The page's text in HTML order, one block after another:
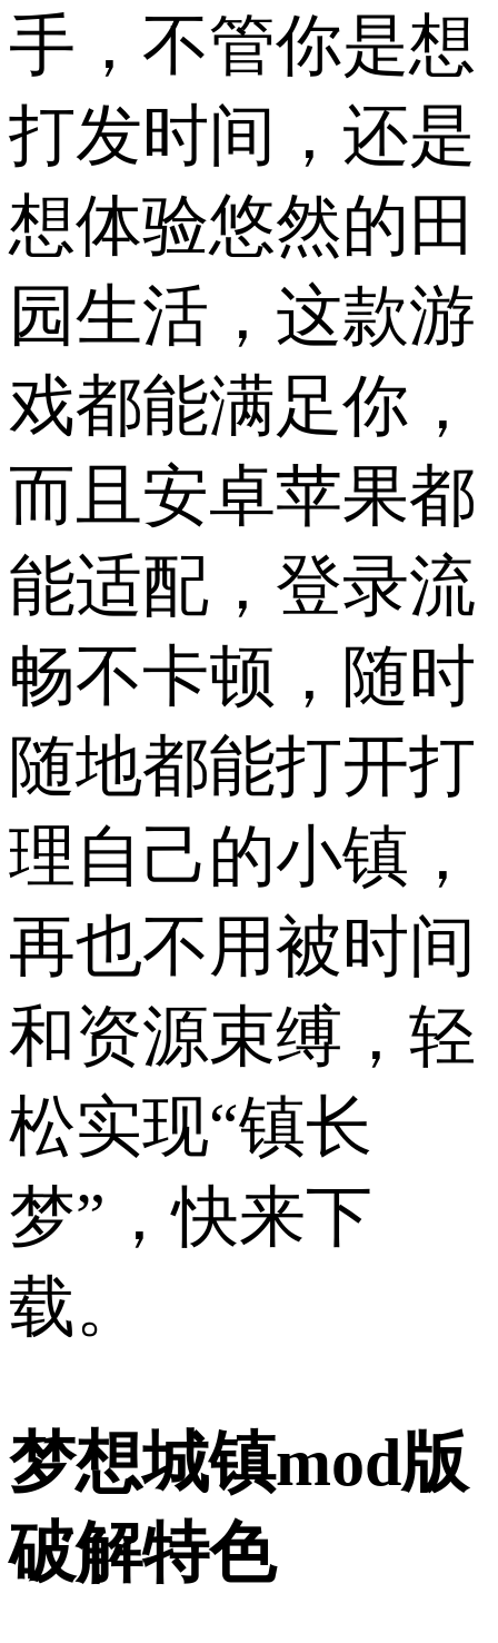
手，不管你是想
打发时间，还是
想体验悠然的田
园生活，这款游
戏都能满足你，
而且安卓苹果都
能适配，登录流
畅不卡顿，随时
随地都能打开打
理自己的小镇，
再也不用被时间
和资源束缚，轻
松实现“镇长
梦”，快来下
载。
梦想城镇mod版
破解特色